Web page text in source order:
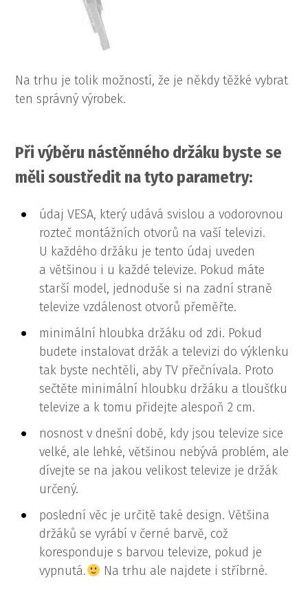
Na trhu je tolik možností, že je někdy těžké vybrat
ten správný výrobek.
Při výběru nástěnného držáku byste se
měli soustředit na tyto parametry:
údaj VESA, který udává svislou a vodorovnou
rozteč montážních otvorů na vaší televizi.
U každého držáku je tento údaj uveden
a většinou i u každé televize. Pokud máte
starší model, jednoduše si na zadní straně
televize vzdálenost otvorů přeměřte.
minimální hloubka držáku od zdi. Pokud
budete instalovat držák a televizi do výklenku
tak byste nechtěli, aby TV přečnívala. Proto
sečtěte minimální hloubku držáku a tloušťku
televize a k tomu přidejte alespoň 2 cm.
nosnost v dnešní době, kdy jsou televize sice
velké, ale lehké, většinou nebývá problém, ale
dívejte se na jakou velikost televize je držák
určený.
poslední věc je určitě také design. Většina
držáků se vyrábí v černé barvě, což
koresponduje s barvou televize, pokud je
vypnutá.
Na trhu ale najdete i stříbrné.